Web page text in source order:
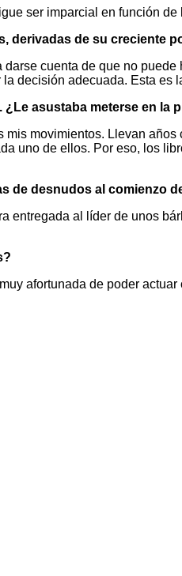
ser imparcial en función
derivadas de su creciente
cuenta de que no
decisión adecuada. Esta
asustaba meterse en
movimientos. Llevan
uno de ellos. Por eso, los
de desnudos al comienzo
entregada al líder de unos
afortunada de poder